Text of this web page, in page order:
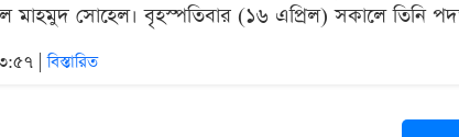
মাহমুদ সোহেল। বৃহস্পতিবার (১৬ এপ্রিল) সকালে তিনি
|বিস্তারিত